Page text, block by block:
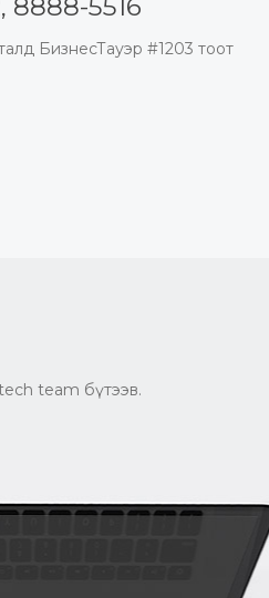
8888-5516
БизнесТауэр #1203 тоот
team бүтээв.